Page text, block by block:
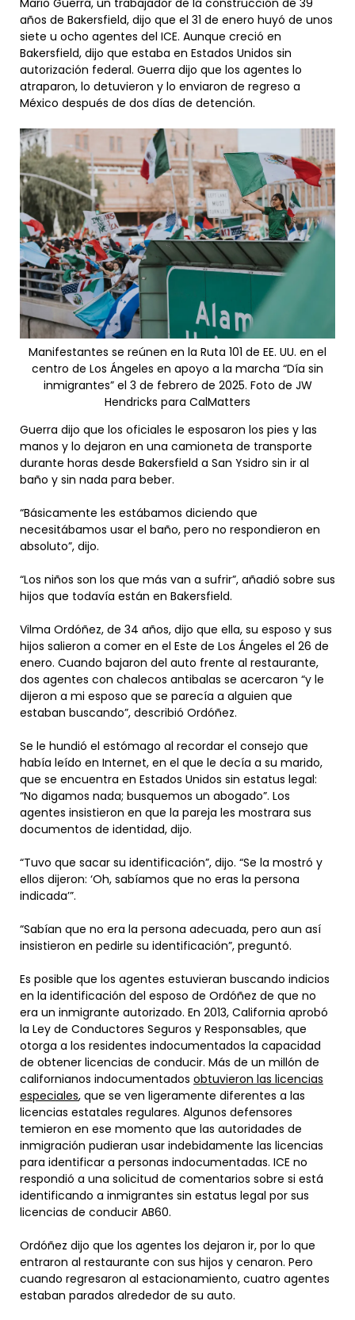
años de Bakersfield, dijo que el 31 de enero huyó de unos
siete u ocho agentes del ICE. Aunque creció en
Bakersfield, dijo que estaba en Estados Unidos sin
autorización federal. Guerra dijo que los agentes lo
atraparon, lo detuvieron y lo enviaron de regreso a
México después de dos días de detención.
Manifestantes se reúnen en la Ruta 101 de EE. UU. en el
centro de Los Ángeles en apoyo a la marcha “Día sin
inmigrantes” el 3 de febrero de 2025. Foto de JW
Hendricks para CalMatters
Guerra dijo que los oficiales le esposaron los pies y las
manos y lo dejaron en una camioneta de transporte
durante horas desde Bakersfield a San Ysidro sin ir al
baño y sin nada para beber.
“Básicamente les estábamos diciendo que
necesitábamos usar el baño, pero no respondieron en
absoluto”, dijo.
“Los niños son los que más van a sufrir”, añadió sobre sus
hijos que todavía están en Bakersfield.
Vilma Ordóñez, de 34 años, dijo que ella, su esposo y sus
hijos salieron a comer en el Este de Los Ángeles el 26 de
enero. Cuando bajaron del auto frente al restaurante,
dos agentes con chalecos antibalas se acercaron “y le
dijeron a mi esposo que se parecía a alguien que
estaban buscando”, describió Ordóñez.
Se le hundió el estómago al recordar el consejo que
había leído en Internet, en el que le decía a su marido,
que se encuentra en Estados Unidos sin estatus legal:
“No digamos nada; busquemos un abogado”. Los
agentes insistieron en que la pareja les mostrara sus
documentos de identidad, dijo.
“Tuvo que sacar su identificación”, dijo. “Se la mostró y
ellos dijeron: ‘Oh, sabíamos que no eras la persona
indicada’”.
“Sabían que no era la persona adecuada, pero aun así
insistieron en pedirle su identificación”, preguntó.
Es posible que los agentes estuvieran buscando indicios
en la identificación del esposo de Ordóñez de que no
era un inmigrante autorizado. En 2013, California aprobó
la Ley de Conductores Seguros y Responsables, que
otorga a los residentes indocumentados la capacidad
de obtener licencias de conducir. Más de un millón de
californianos indocumentados obtuvieron las licencias
especiales, que se ven ligeramente diferentes a las
licencias estatales regulares. Algunos defensores
temieron en ese momento que las autoridades de
inmigración pudieran usar indebidamente las licencias
para identificar a personas indocumentadas. ICE no
respondió a una solicitud de comentarios sobre si está
identificando a inmigrantes sin estatus legal por sus
licencias de conducir AB60.
Ordóñez dijo que los agentes los dejaron ir, por lo que
entraron al restaurante con sus hijos y cenaron. Pero
cuando regresaron al estacionamiento, cuatro agentes
estaban parados alrededor de su auto.